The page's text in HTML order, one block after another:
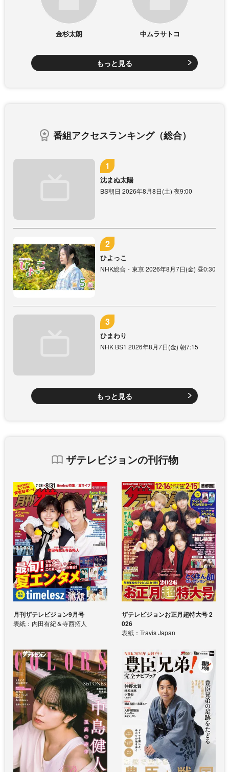
金杉太朗 中ムラサトコ
もっと見る
番組アクセスランキング（総合）
沈まぬ太陽
BS朝日 2026年8月8日(土) 夜9:00
ひよっこ
NHK総合・東京 2026年8月7日(金) 昼0:30
ひまわり
NHK BS1 2026年8月7日(金) 朝7:15
もっと見る
ザテレビジョンの刊行物
月刊ザテレビジョン9月号
表紙：内田有紀＆寺西拓人
ザテレビジョンお正月超特大号 2
026
表紙：Travis Japan